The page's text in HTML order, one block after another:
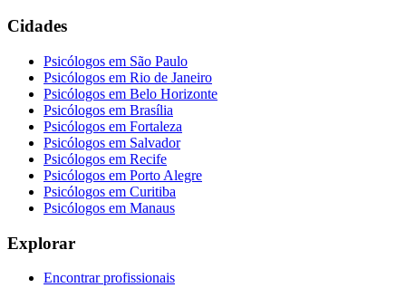
Cidades
Psicólogos em São Paulo
Psicólogos em Rio de Janeiro
Psicólogos em Belo Horizonte
Psicólogos em Brasília
Psicólogos em Fortaleza
Psicólogos em Salvador
Psicólogos em Recife
Psicólogos em Porto Alegre
Psicólogos em Curitiba
Psicólogos em Manaus
Explorar
Encontrar profissionais